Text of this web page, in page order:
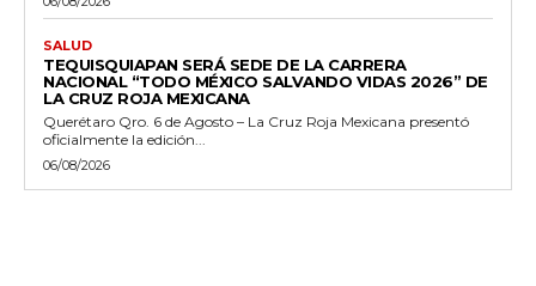
SALUD
TEQUISQUIAPAN SERÁ SEDE DE LA CARRERA
NACIONAL “TODO MÉXICO SALVANDO VIDAS 2026” DE
LA CRUZ ROJA MEXICANA
Querétaro Qro. 6 de Agosto – La Cruz Roja Mexicana presentó
oficialmente la edición...
06/08/2026